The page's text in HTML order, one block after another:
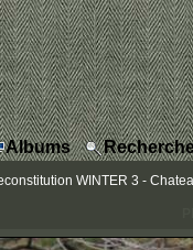
Albums
WINTER 3 -